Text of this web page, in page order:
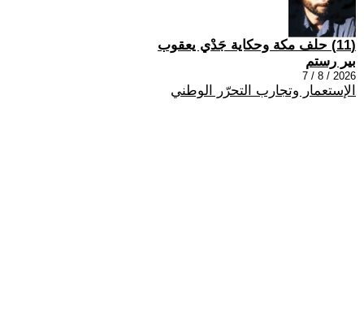
(11) حلف مكة وحكاية جَدْي يعقوب
بير رستم
2026 / 8 / 7
الإستعمار وتجارب التحرّر الوطني